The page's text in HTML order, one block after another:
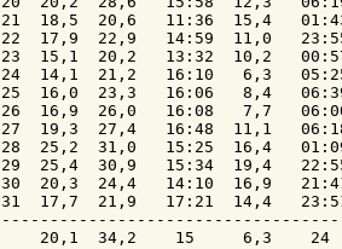
21  18,5  20,6   11:36  15,4
22  17,9  22,9   14:59  11,0
23  15,1  20,2   13:32  10,2
24  14,1  21,2   16:10   6,3
25  16,0  23,3   16:06   8,4
26  16,9  26,0   16:08   7,7
27  19,3  27,4   16:48  11,1
28  25,2  31,0   15:25  16,4
29  25,4  30,9   15:34  19,4
30  20,3  24,4   14:10  16,9
31  17,7  21,9   17:21  14,4
20,1  34,2    15     6,3    24